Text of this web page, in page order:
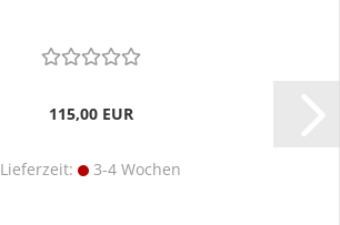
115,00 EUR
Lieferzeit: 3-4 Wochen